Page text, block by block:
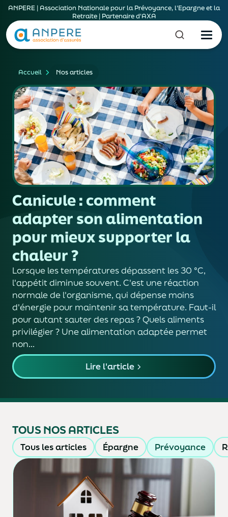
ANPERE | Association Nationale pour la Prévoyance, l'Epargne et la
Retraite | Partenaire d'AXA
Accueil Nos articles
Canicule : comment
adapter son alimentation
pour mieux supporter la
chaleur ?
Lorsque les températures dépassent les 30 °C,
l'appétit diminue souvent. C'est une réaction
normale de l'organisme, qui dépense moins
d'énergie pour maintenir sa température. Faut-il
pour autant sauter des repas ? Quels aliments
privilégier ? Une alimentation adaptée permet
non...
Lire l'article
TOUS NOS ARTICLES
Tous les articles Épargne Prévoyance